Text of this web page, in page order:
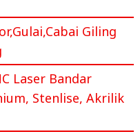
Giling
Laser Bandar
Stenlise, Akrilik